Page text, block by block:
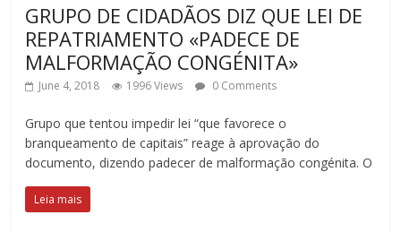
GRUPO DE CIDADÃOS DIZ QUE LEI DE
REPATRIAMENTO «PADECE DE
MALFORMAÇÃO CONGÉNITA»
June 4, 2018 1996 Views 0 Comments
Grupo que tentou impedir lei “que favorece o
branqueamento de capitais” reage à aprovação do
documento, dizendo padecer de malformação congénita. O
Leia mais